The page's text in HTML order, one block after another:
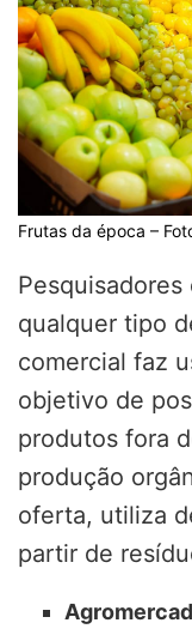
Frutas da época –
qualquer tipo
comercial faz
objetivo de
produtos fora
produção
oferta, utiliza
partir de